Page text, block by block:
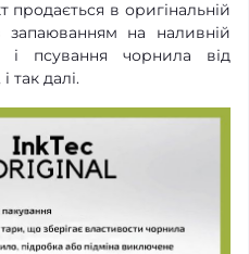
продається в оригінальній
запаюванням на наливній
і псування чорнила від
так далі.